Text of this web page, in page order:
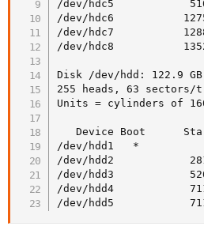
/dev/hdc5            5101
/dev/hdc6           12751
/dev/hdc7           12889
/dev/hdc8           13527
Disk /dev/hdd: 122.9
255 heads, 63 sectors/
Units = cylinders of
Device Boot
/dev/hdd1   *           1
/dev/hdd2            2812
/dev/hdd3            5200
/dev/hdd4            7112